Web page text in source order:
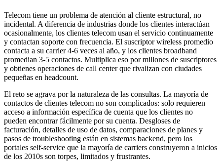
Telecom tiene un problema de atención al cliente estructural, no
incidental. A diferencia de industrias donde los clientes interactúan
ocasionalmente, los clientes telecom usan el servicio continuamente
y contactan soporte con frecuencia. El suscriptor wireless promedio
contacta a su carrier 4-6 veces al año, y los clientes broadband
promedian 3-5 contactos. Multiplica eso por millones de suscriptores
y obtienes operaciones de call center que rivalizan con ciudades
pequeñas en headcount.
El reto se agrava por la naturaleza de las consultas. La mayoría de
contactos de clientes telecom no son complicados: solo requieren
acceso a información específica de cuenta que los clientes no
pueden encontrar fácilmente por su cuenta. Desgloses de
facturación, detalles de uso de datos, comparaciones de planes y
pasos de troubleshooting están en sistemas backend, pero los
portales self-service que la mayoría de carriers construyeron a inicios
de los 2010s son torpes, limitados y frustrantes.